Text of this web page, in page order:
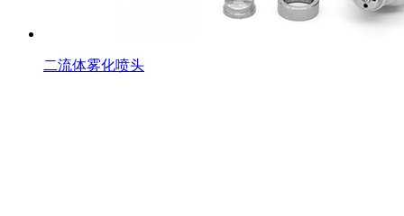
二流体雾化喷头